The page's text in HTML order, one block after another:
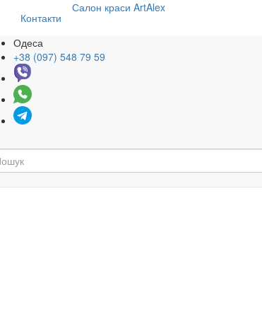
Контакти
Салон краси ArtAlex
Одеса
+38 (097) 548 79 59